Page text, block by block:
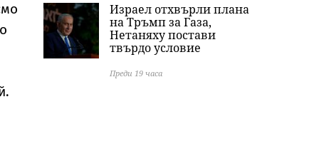
Израел отхвърли плана
на Тръмп за Газа,
Нетаняху постави
твърдо условие
Преди 19 часа